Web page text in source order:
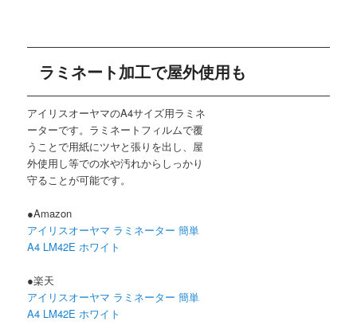
ラミネート加工で屋外使用も
アイリスオーヤマのA4サイズ用ラミネ
ーターです。ラミネートフィルムで覆
うことで用紙にツヤと張りを出し、屋
外使用し等での水や汚れからしっかり
守ることが可能です。
●Amazon
アイリスオーヤマ ラミネーター 簡単
A4 LM42E ホワイト
●楽天
アイリスオーヤマ ラミネーター 簡単
A4 LM42E ホワイト